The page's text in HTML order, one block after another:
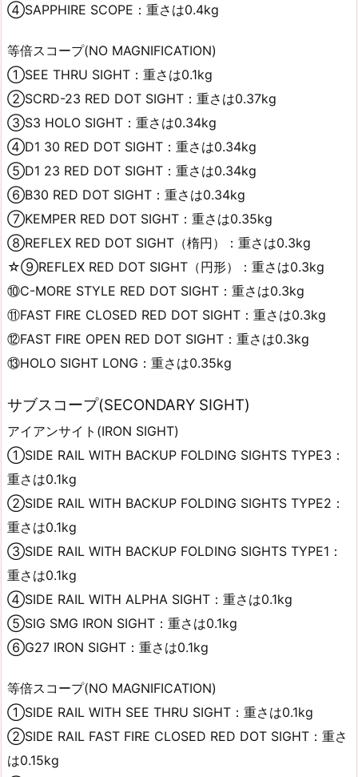
④SAPPHIRE SCOPE：重さは0.4kg
等倍スコープ(NO MAGNIFICATION)
①SEE THRU SIGHT：重さは0.1kg
②SCRD-23 RED DOT SIGHT：重さは0.37kg
③S3 HOLO SIGHT：重さは0.34kg
④D1 30 RED DOT SIGHT：重さは0.34kg
⑤D1 23 RED DOT SIGHT：重さは0.34kg
⑥B30 RED DOT SIGHT：重さは0.34kg
⑦KEMPER RED DOT SIGHT：重さは0.35kg
⑧REFLEX RED DOT SIGHT（楕円）：重さは0.3kg
☆⑨REFLEX RED DOT SIGHT（円形）：重さは0.3kg
⑩C-MORE STYLE RED DOT SIGHT：重さは0.3kg
⑪FAST FIRE CLOSED RED DOT SIGHT：重さは0.3kg
⑫FAST FIRE OPEN RED DOT SIGHT：重さは0.3kg
⑬HOLO SIGHT LONG：重さは0.35kg
サブスコープ(SECONDARY SIGHT)
アイアンサイト(IRON SIGHT)
①SIDE RAIL WITH BACKUP FOLDING SIGHTS TYPE3：
重さは0.1kg
②SIDE RAIL WITH BACKUP FOLDING SIGHTS TYPE2：
重さは0.1kg
③SIDE RAIL WITH BACKUP FOLDING SIGHTS TYPE1：
重さは0.1kg
④SIDE RAIL WITH ALPHA SIGHT：重さは0.1kg
⑤SIG SMG IRON SIGHT：重さは0.1kg
⑥G27 IRON SIGHT：重さは0.1kg
等倍スコープ(NO MAGNIFICATION)
①SIDE RAIL WITH SEE THRU SIGHT：重さは0.1kg
②SIDE RAIL FAST FIRE CLOSED RED DOT SIGHT：重さ
は0.15kg